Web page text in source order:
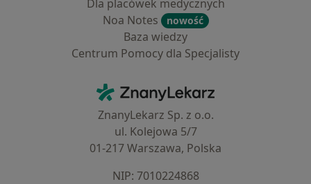
Dla placówek medycznych
Noa Notes
nowość
Baza wiedzy
Centrum Pomocy dla Specjalisty
ZnanyLekarz - Strona główna
ZnanyLekarz Sp. z o.o.
ul. Kolejowa 5/7
01-217 Warszawa, Polska
NIP: ⁠7010224868